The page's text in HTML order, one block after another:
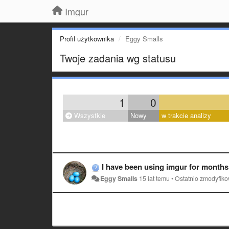
Imgur
Profil użytkownika Eggy Smalls
Twoje zadania wg statusu
1 0
Wszystkie Nowy w trakcie analizy
I have been using imgur for months with no
Eggy Smalls 15 lat temu •Ostatnio